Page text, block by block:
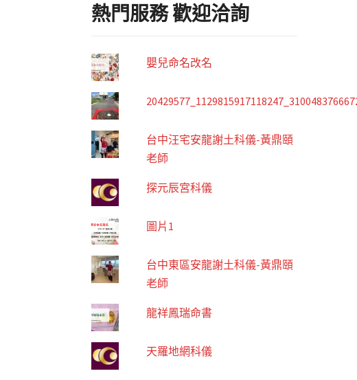
熱門服務 歡迎洽詢
嬰兒命名改名
台中汪宅安龍謝土科儀-黃鼎頤
老師
探元辰宮科儀
圖片1
台中東區安龍謝土科儀-黃鼎頤
老師
龍祥鳳瑞命書
天羅地網科儀